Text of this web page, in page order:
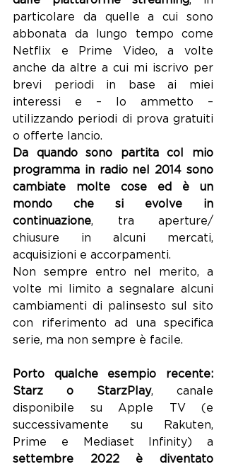
particolare da quelle a cui sono
abbonata da lungo tempo come
Netflix e Prime Video, a volte
anche da altre a cui mi iscrivo per
brevi periodi in base ai miei
interessi e – lo ammetto –
utilizzando periodi di prova gratuiti
o offerte lancio.
Da quando sono partita col mio
programma in radio nel 2014 sono
cambiate molte cose ed è un
mondo che si evolve in
continuazione, tra aperture/
chiusure in alcuni mercati,
acquisizioni e accorpamenti.
Non sempre entro nel merito, a
volte mi limito a segnalare alcuni
cambiamenti di palinsesto sul sito
con riferimento ad una specifica
serie, ma non sempre è facile.
Porto qualche esempio recente:
Starz o StarzPlay, canale
disponibile su Apple TV (e
successivamente su Rakuten,
Prime e Mediaset Infinity) a
settembre 2022 è diventato